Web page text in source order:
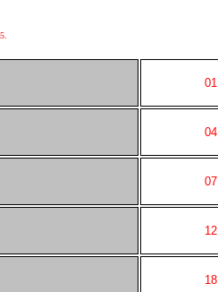
.
01
04
07
12
18